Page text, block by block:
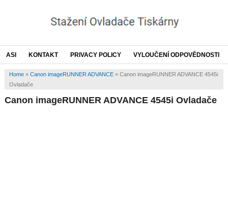
ASI KONTAKT PRIVACY POLICY VYLOUČENÍ ODPOVĚDNOSTI
Home» Canon imageRUNNER ADVANCE» Canon imageRUNNER ADVANCE 4545i
Ovladače
Canon imageRUNNER ADVANCE 4545i Ovladače